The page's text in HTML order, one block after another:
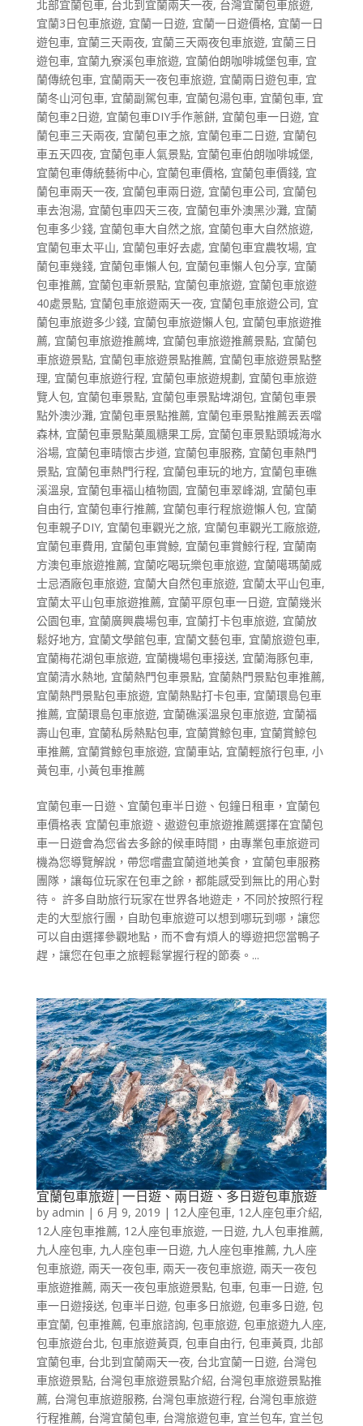
北部宜蘭包車, 台北到宜蘭兩天一夜, 台灣宜蘭包車旅遊,
宜蘭3日包車旅遊, 宜蘭一日遊, 宜蘭一日遊價格, 宜蘭一日
遊包車, 宜蘭三天兩夜, 宜蘭三天兩夜包車旅遊, 宜蘭三日
遊包車, 宜蘭九寮溪包車旅遊, 宜蘭伯朗咖啡城堡包車, 宜
蘭傳統包車, 宜蘭兩天一夜包車旅遊, 宜蘭兩日遊包車, 宜
蘭冬山河包車, 宜蘭副駕包車, 宜蘭包湯包車, 宜蘭包車, 宜
蘭包車2日遊, 宜蘭包車DIY手作蔥餅, 宜蘭包車一日遊, 宜
蘭包車三天兩夜, 宜蘭包車之旅, 宜蘭包車二日遊, 宜蘭包
車五天四夜, 宜蘭包車人氣景點, 宜蘭包車伯朗咖啡城堡,
宜蘭包車傳統藝術中心, 宜蘭包車價格, 宜蘭包車價錢, 宜
蘭包車兩天一夜, 宜蘭包車兩日遊, 宜蘭包車公司, 宜蘭包
車去泡湯, 宜蘭包車四天三夜, 宜蘭包車外澳黑沙灘, 宜蘭
包車多少錢, 宜蘭包車大自然之旅, 宜蘭包車大自然旅遊,
宜蘭包車太平山, 宜蘭包車好去處, 宜蘭包車宜農牧場, 宜
蘭包車幾錢, 宜蘭包車懶人包, 宜蘭包車懶人包分享, 宜蘭
包車推薦, 宜蘭包車新景點, 宜蘭包車旅遊, 宜蘭包車旅遊
40處景點, 宜蘭包車旅遊兩天一夜, 宜蘭包車旅遊公司, 宜
蘭包車旅遊多少錢, 宜蘭包車旅遊懶人包, 宜蘭包車旅遊推
薦, 宜蘭包車旅遊推薦埤, 宜蘭包車旅遊推薦景點, 宜蘭包
車旅遊景點, 宜蘭包車旅遊景點推薦, 宜蘭包車旅遊景點整
理, 宜蘭包車旅遊行程, 宜蘭包車旅遊規劃, 宜蘭包車旅遊
覽人包, 宜蘭包車景點, 宜蘭包車景點埤湖包, 宜蘭包車景
點外澳沙灘, 宜蘭包車景點推薦, 宜蘭包車景點推薦丟丟噹
森林, 宜蘭包車景點菓風糖果工房, 宜蘭包車景點頭城海水
浴場, 宜蘭包車晴懷古步道, 宜蘭包車服務, 宜蘭包車熱門
景點, 宜蘭包車熱門行程, 宜蘭包車玩的地方, 宜蘭包車礁
溪溫泉, 宜蘭包車福山植物園, 宜蘭包車翠峰湖, 宜蘭包車
自由行, 宜蘭包車行推薦, 宜蘭包車行程旅遊懶人包, 宜蘭
包車親子DIY, 宜蘭包車觀光之旅, 宜蘭包車觀光工廠旅遊,
宜蘭包車費用, 宜蘭包車賞鯨, 宜蘭包車賞鯨行程, 宜蘭南
方澳包車旅遊推薦, 宜蘭吃喝玩樂包車旅遊, 宜蘭噶瑪蘭威
士忌酒廠包車旅遊, 宜蘭大自然包車旅遊, 宜蘭太平山包車,
宜蘭太平山包車旅遊推薦, 宜蘭平原包車一日遊, 宜蘭幾米
公園包車, 宜蘭廣興農場包車, 宜蘭打卡包車旅遊, 宜蘭放
鬆好地方, 宜蘭文學館包車, 宜蘭文藝包車, 宜蘭旅遊包車,
宜蘭梅花湖包車旅遊, 宜蘭機場包車接送, 宜蘭海豚包車,
宜蘭清水熱地, 宜蘭熱門包車景點, 宜蘭熱門景點包車推薦,
宜蘭熱門景點包車旅遊, 宜蘭熱點打卡包車, 宜蘭環島包車
推薦, 宜蘭環島包車旅遊, 宜蘭礁溪溫泉包車旅遊, 宜蘭福
壽山包車, 宜蘭私房熱點包車, 宜蘭賞鯨包車, 宜蘭賞鯨包
車推薦, 宜蘭賞鯨包車旅遊, 宜蘭車站, 宜蘭輕旅行包車, 小
黃包車, 小黃包車推薦
宜蘭包車一日遊、宜蘭包車半日遊、包鐘日租車，宜蘭包
車價格表 宜蘭包車旅遊、遨遊包車旅遊推薦選擇在宜蘭包
車一日遊會為您省去多餘的候車時間，由專業包車旅遊司
機為您導覽解說，帶您嚐盡宜蘭道地美食，宜蘭包車服務
團隊，讓每位玩家在包車之餘，都能感受到無比的用心對
待。 許多自助旅行玩家在世界各地遊走，不同於按照行程
走的大型旅行團，自助包車旅遊可以想到哪玩到哪，讓您
可以自由選擇參觀地點，而不會有煩人的導遊把您當鴨子
趕，讓您在包車之旅輕鬆掌握行程的節奏。...
宜蘭包車旅遊│一日遊、兩日遊、多日遊包車旅遊
by admin | 6 月 9, 2019 | 12人座包車, 12人座包車介紹,
12人座包車推薦, 12人座包車旅遊, 一日遊, 九人包車推薦,
九人座包車, 九人座包車一日遊, 九人座包車推薦, 九人座
包車旅遊, 兩天一夜包車, 兩天一夜包車旅遊, 兩天一夜包
車旅遊推薦, 兩天一夜包車旅遊景點, 包車, 包車一日遊, 包
車一日遊接送, 包車半日遊, 包車多日旅遊, 包車多日遊, 包
車宜蘭, 包車推薦, 包車旅諮詢, 包車旅遊, 包車旅遊九人座,
包車旅遊台北, 包車旅遊黃頁, 包車自由行, 包車黃頁, 北部
宜蘭包車, 台北到宜蘭兩天一夜, 台北宜蘭一日遊, 台灣包
車旅遊景點, 台灣包車旅遊景點介紹, 台灣包車旅遊景點推
薦, 台灣包車旅遊服務, 台灣包車旅遊行程, 台灣包車旅遊
行程推薦, 台灣宜蘭包車, 台灣旅遊包車, 宜兰包车, 宜兰包